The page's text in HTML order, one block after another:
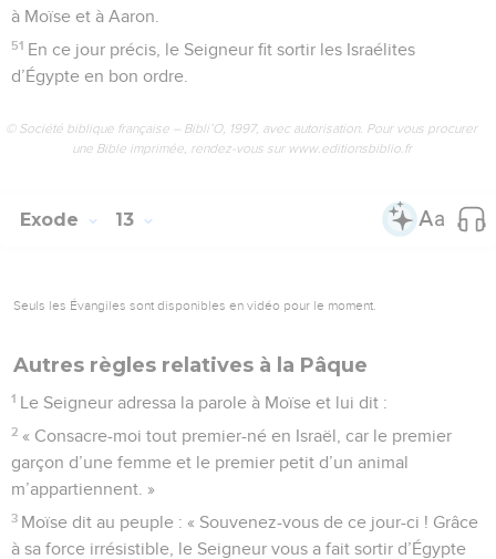
à Moïse et à Aaron.
51 En ce jour précis, le Seigneur fit sortir les Israélites
d’Égypte en bon ordre.
© Société biblique française – Bibli’O, 1997, avec autorisation. Pour vous procurer
une Bible imprimée, rendez-vous sur www.editionsbiblio.fr
Exode 13
Seuls les Évangiles sont disponibles en vidéo pour le moment.
Autres règles relatives à la Pâque
1 Le Seigneur adressa la parole à Moïse et lui dit :
2 « Consacre-moi tout premier-né en Israël, car le premier
garçon d’une femme et le premier petit d’un animal
m’appartiennent. »
3 Moïse dit au peuple : « Souvenez-vous de ce jour-ci ! Grâce
à sa force irrésistible, le Seigneur vous a fait sortir d’Égypte